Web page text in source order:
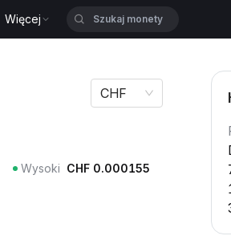
Więcej
CHF
Wysoki CHF 0.000155